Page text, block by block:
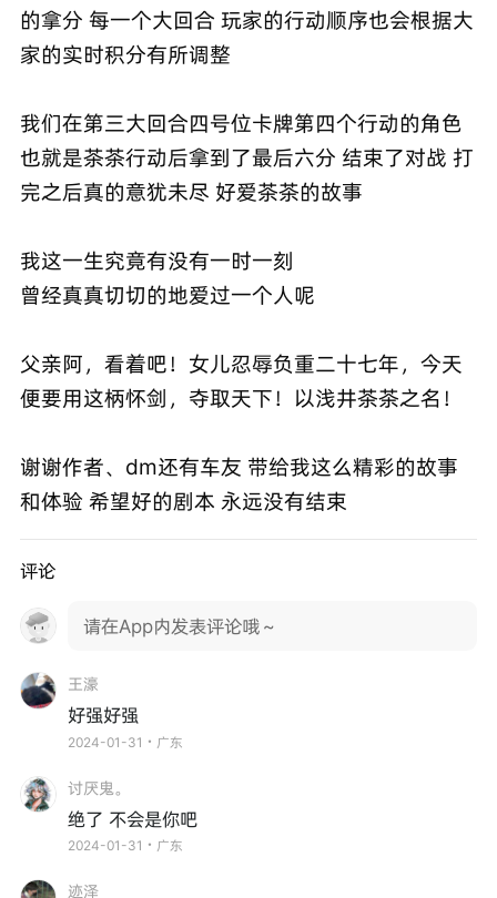
的拿分 每一个大回合 玩家的行动顺序也会根据大
家的实时积分有所调整
我们在第三大回合四号位卡牌第四个行动的角色
也就是茶茶行动后拿到了最后六分 结束了对战 打
完之后真的意犹未尽 好爱茶茶的故事
我这一生究竟有没有一时一刻
曾经真真切切的地爱过一个人呢
父亲阿，看着吧！女儿忍辱负重二十七年，今天
便要用这柄怀剑，夺取天下！以浅井茶茶之名！
谢谢作者、dm还有车友 带给我这么精彩的故事
和体验 希望好的剧本 永远没有结束
评论
请在App内发表评论哦～
王濠
好强好强
2024-01-31・广东
讨厌鬼。
绝了 不会是你吧
2024-01-31・广东
迹泽